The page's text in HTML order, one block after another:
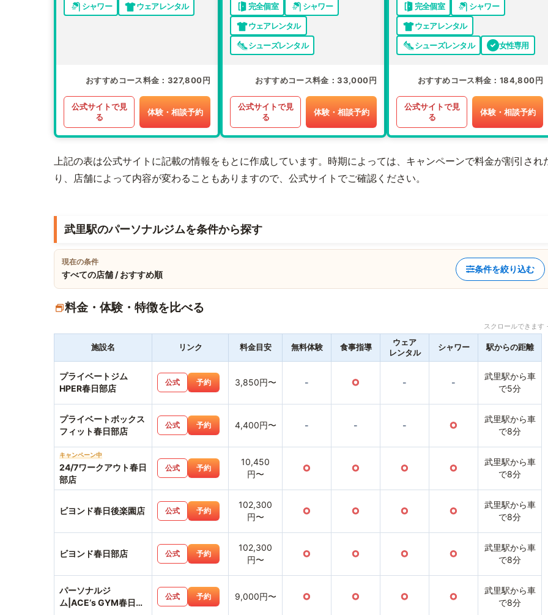
シャワー
ウェアレンタル
おすすめコース料金 327,800円
公式サイトで見
る
体験・相談予約
完全個室
シャワー
ウェアレンタル
シューズレンタル
おすすめコース料金 33,000円
公式サイトで見
る
体験・相談予約
完全個室
シャワー
ウェアレンタル
シューズレンタル
女性専用
おすすめコース料金 184,800円
公式サイトで見
る
体験・相談予約
上記の表は公式サイトに記載の情報をもとに作成しています。時期によっては、キャンペーンで料金が割引され
り、店舗によって内容が変わることもありますので、公式サイトでご確認ください。
武里駅のパーソナルジムを条件から探す
現在の条件
すべての店舗 / おすすめ順
条件を絞り込む
料金・体験・特徴を比べる
スクロールできま
施設名 リンク 料金目安 無料体験 食事指導
ウェア
レンタル
シャワー 駅からの距離
プライベートジム
HPER春日部店
公式 予約 3,850円〜 - ○ - -
武里駅から車
で5分
プライベートボックス
フィット春日部店
公式 予約 4,400円〜 - - - ○
武里駅から車
で8分
キャンペーン中
24/7ワークアウト春日
部店
公式 予約
10,450
円〜
○ ○ ○ ○
武里駅から車
で8分
ビヨンド春日後楽園店 公式 予約
102,300
円〜
○ ○ ○ ○
武里駅から車
で8分
ビヨンド春日部店 公式 予約
102,300
円〜
○ ○ ○ ○
武里駅から車
で8分
パーソナルジ
ム|ACE‘s GYM春日部
公式 予約 9,000円〜 ○ ○ ○ ○
武里駅から車
で8分